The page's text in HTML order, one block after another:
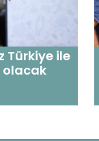
Türkiye ile
olacak